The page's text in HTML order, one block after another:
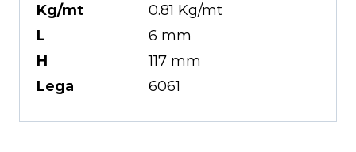
Kg/mt
0.81 Kg/mt
L
6 mm
H
117 mm
Lega
6061